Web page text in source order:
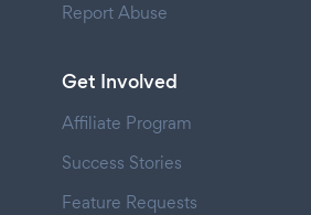
Report Abuse
Get Involved
Affiliate Program
Success Stories
Feature Requests